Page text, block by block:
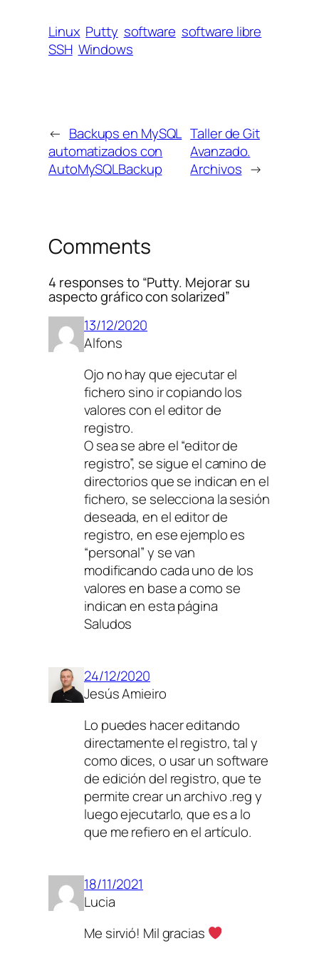
Linux Putty software software libre
SSH Windows
← Backups en MySQL
automatizados con
AutoMySQLBackup
Taller de Git
Avanzado.
Archivos →
Comments
4 responses to “Putty. Mejorar su
aspecto gráfico con solarized”
13/12/2020
Alfons
Ojo no hay que ejecutar el
fichero sino ir copiando los
valores con el editor de
registro.
O sea se abre el “editor de
registro”, se sigue el camino de
directorios que se indican en el
fichero, se selecciona la sesión
deseada, en el editor de
registro, en ese ejemplo es
“personal” y se van
modificando cada uno de los
valores en base a como se
indican en esta página
Saludos
24/12/2020
Jesús Amieiro
Lo puedes hacer editando
directamente el registro, tal y
como dices, o usar un software
de edición del registro, que te
permite crear un archivo .reg y
luego ejecutarlo, que es a lo
que me refiero en el artículo.
18/11/2021
Lucia
Me sirvió! Mil gracias